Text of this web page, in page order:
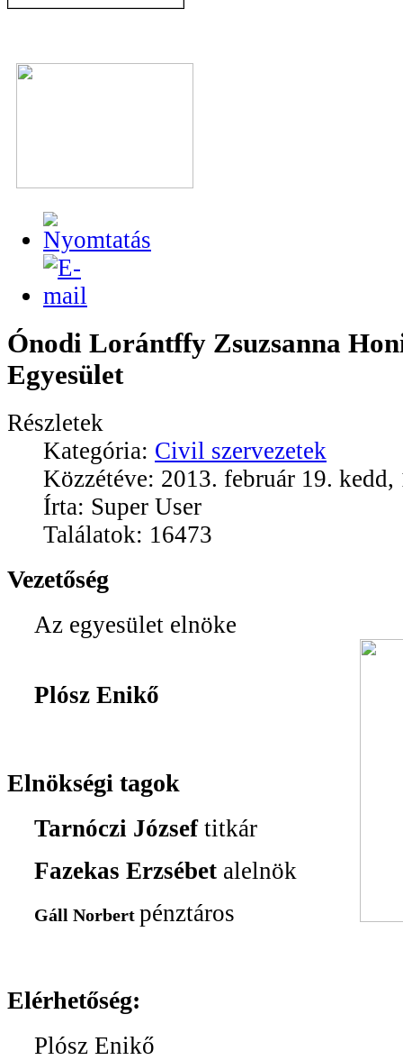
Ónodi Lorántffy Zsuzsanna
Egyesület
Részletek
Kategória: Civil szervezetek
Közzétéve: 2013. február 19. kedd,
Írta: Super User
Találatok: 16473
Vezetőség
Az
Plósz Enikő
Elnökségi tagok
Tarnóczi József titkár
Fazekas Erzsébet alelnök
Gáll Norbert pénztáros
Elérhetőség:
Plósz Enikő